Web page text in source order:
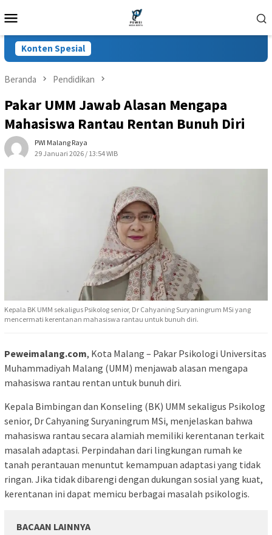
ke
Mobile
Konten Spesial
Beranda Pendidikan
Pakar UMM Jawab Alasan Mengapa
Mahasiswa Rantau Rentan Bunuh Diri
PWI Malang Raya
29 Januari 2026 / 13:54 WIB
Kepala BK UMM sekaligus Psikolog senior, Dr Cahyaning Suryaningrum MSi yang
mencermati kerentanan mahasiswa rantau untuk bunuh diri.
Peweimalang.com, Kota Malang – Pakar Psikologi Universitas
Muhammadiyah Malang (UMM) menjawab alasan mengapa
mahasiswa rantau rentan untuk bunuh diri.
Kepala Bimbingan dan Konseling (BK) UMM sekaligus Psikolog
senior, Dr Cahyaning Suryaningrum MSi, menjelaskan bahwa
mahasiswa rantau secara alamiah memiliki kerentanan terkait
masalah adaptasi. Perpindahan dari lingkungan rumah ke
tanah perantauan menuntut kemampuan adaptasi yang tidak
ringan. Jika tidak dibarengi dengan dukungan sosial yang kuat,
kerentanan ini dapat memicu berbagai masalah psikologis.
BACAAN LAINNYA